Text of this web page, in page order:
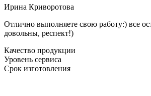
Ирина Криворотова
Отлично выполняете свою работу:) все
довольны, респект!)
Качество продукции
Уровень сервиса
Срок изготовления